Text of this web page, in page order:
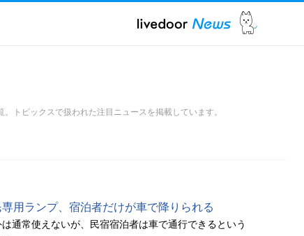
。トピックスで扱われた注目ニュースを掲載しています。
用ランプ、宿泊者だけが車で降りられる
通常使えないが、民宿宿泊者は車で通行できるという